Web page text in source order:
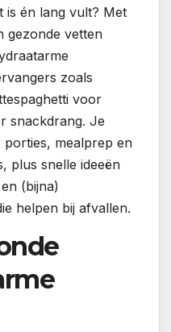
is én lang vult? Met
gezonde vetten
zoals
voor
snackdrang. Je
mealprep en
plus snelle ideeën
(bijna)
helpen bij afvallen.